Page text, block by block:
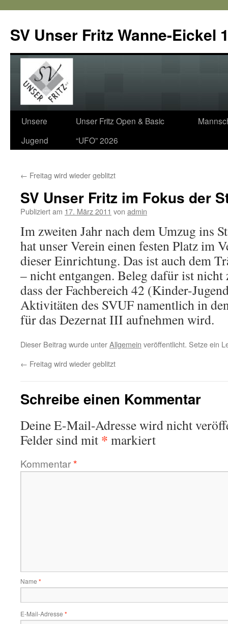
SV Unser Fritz Wanne-Eickel
Zum
Inhalt
Unsere
Jugend
Unser Fritz Open & Basic
“UFO” 2026
← Freitag wird wieder geblitzt
SV Unser Fritz im Fokus der
Publiziert am 17. März 2011 von admin
Im zweiten Jahr nach dem Umzug ins
hat unser Verein einen festen Platz im
dieser Einrichtung. Das ist auch dem
– nicht entgangen. Beleg dafür ist nicht
dass der Fachbereich 42 (Kinder-
Aktivitäten des SVUF namentlich in
für das Dezernat III aufnehmen wird.
Dieser Beitrag wurde unterAllgemein veröffentlicht. Setze ein
← Freitag wird wieder geblitzt
Schreibe einen Kommentar
Deine E-Mail-Adresse wird nicht
Felder sind mit * markiert
Kommentar*
Name *
E-Mail-Adresse *